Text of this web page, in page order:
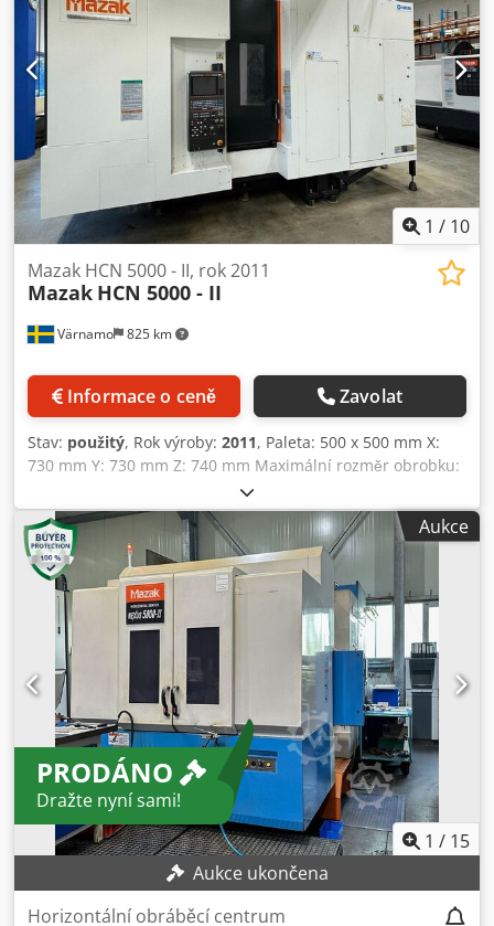
manuál, Mazak HC Nexus 5000-ll CNC horizontální
obráběcí centrum CNC řízení Mazatrol Matrix Velikost
paletového stolu 500 x 500 mm Počet palet 2 Zatížení stolu
700 KG Dráha pojezdu os X-Y-Z 730x 730x740 mm
Indexování stolu 0,001° Kužel vřetena DIN 69871A-40
Crjdsy N Addopfx Ap Hef Otáčky vřetena 18 000 1/min
Motor vřetena 35-26 kW Kapacita Mazgazin 80 Máte-li
jakékoli dotazy k tomuto stroji nebo si chcete sjednat
schůzku k jeho prohlídce, kontaktujte nás prosím
telefonicky nebo e-mailem.
1 / 10
Värnamo 825 km
Mazak HCN 5000 - II, rok 2011
Mazak HCN 5000 - II
Informace o ceně Zavolat
Stav: použitý, Rok výroby: 2011, Paleta: 500 x 500 mm X:
730 mm Y: 730 mm Z: 740 mm Maximální rozměr obrobku:
Ø 800 x 1000 mm Maximální nosnost: 700 kg Otáčky
vřetena: 12 000 ot./min - vysoký krouticí moment Výkon
vřetene: 22/30 kW , 300 Nm (AC40HP) CAT 40 Měnič
nástrojů: 40 pozic Rozhraní pro chladicí systém Příprava
pro sondu OMP60 Dopravník Cromar Synchronizované
závitování Konstantní sklony G00 EIA EIA 3D COMP
Škálování Včetně nakládání stroje Včetně nástrojů a
upínacích kostek Mazak HC Nexus 5000-II: D x Š x V: 475 x
238 x 285 cm Paleta: 500 x 500 mm X: 730 mm Y: 730 mm Z:
740 mm Cedpfxoy H Dnxo Ap Hsrf Max. nosnost: 700 kg
Měnič nástrojů: 40 pozic
Aukce
PRODÁNO
Dražte nyní sami!
1 / 15
Aukce ukončena
Horizontální obráběcí centrum